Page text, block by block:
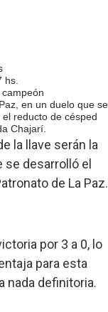
hs.
en un duelo que se
reducto de césped
Chajarí.
la llave serán la
desarrolló el
de La Paz.
por 3 a 0, lo
para esta
nada definitoria.